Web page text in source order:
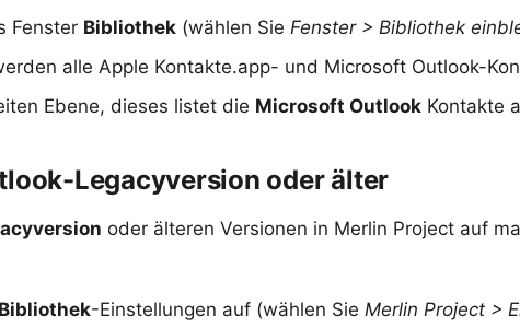
Fenster Bibliothek (wählen Sie Fenster > Bibliothek
alle Apple Kontakte.app- und Microsoft Outlook-
Ebene, dieses listet die Microsoft Outlook Kontakte
Legacyversion oder älter
oder älteren Versionen in Merlin Project auf
Bibliothek-Einstellungen auf (wählen Sie Merlin Project >